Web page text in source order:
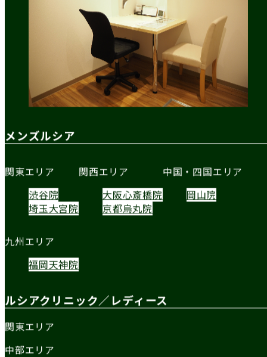
メンズルシア
関東エリア
渋谷院
埼玉大宮院
関西エリア
大阪心斎橋院
京都烏丸院
中国・四国エリア
岡山院
九州エリア
福岡天神院
ルシアクリニック／レディース
関東エリア
中部エリア